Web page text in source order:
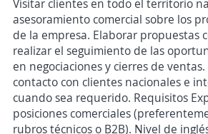
Visitar clientes en todo el territorio
asesoramiento comercial sobre los
de la empresa. Elaborar propuestas
realizar el seguimiento de las
en negociaciones y cierres de
contacto con clientes nacionales e
cuando sea requerido. Requisitos
posiciones comerciales
rubros técnicos o B2B). Nivel de